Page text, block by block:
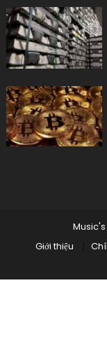
Giới thiệu